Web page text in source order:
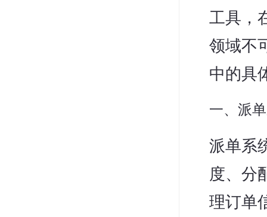
工具，
领域不
中的具
一、派
派单系
度、分
理订单